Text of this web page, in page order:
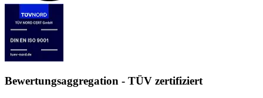
Bewertungsaggregation - TÜV zertifiziert